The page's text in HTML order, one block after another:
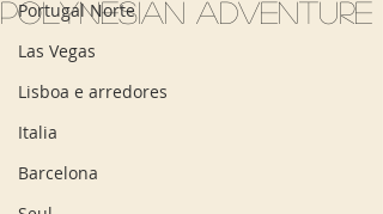
Portugal Norte
Las Vegas
Lisboa e arredores
Italia
Barcelona
Polynesian Adventure